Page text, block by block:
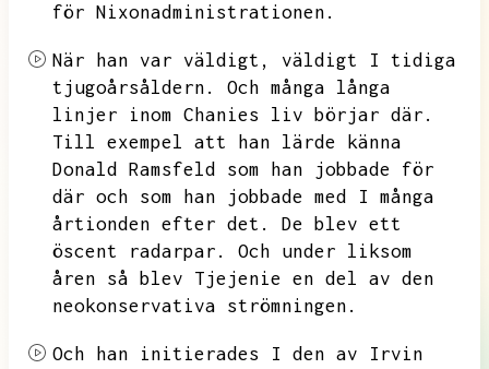
för Nixonadministrationen.
När han var väldigt, väldigt I tidiga
tjugoårsåldern.
Och många långa
linjer inom Chanies liv börjar där.
Till exempel att han lärde känna
Donald Ramsfeld
som han jobbade för
där och som han jobbade med I många
årtionden efter det. De blev ett
öscent
radarpar.
Och under liksom
åren så blev Tjejenie en del av den
neokonservativa strömningen.
Och han initierades I den av
Irvin